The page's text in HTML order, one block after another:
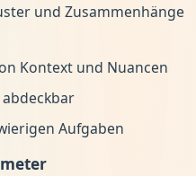
und Zusammenhänge
Kontext und Nuancen
Aufgaben